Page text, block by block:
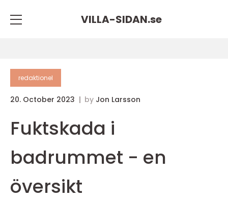
VILLA-SIDAN.se
redaktionel
20. October 2023 by Jon Larsson
Fuktskada i
badrummet - en
översikt